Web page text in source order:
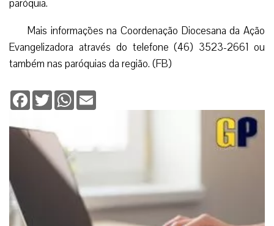
paróquia.
Mais informações na Coordenação Diocesana da Ação
Evangelizadora através do telefone (46) 3523-2661 ou
também nas paróquias da região. (FB)
Facebook
TwitterWhatsApp